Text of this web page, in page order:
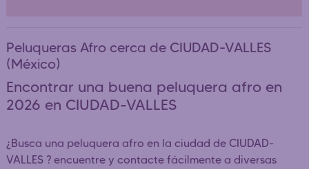
Peluqueras Afro cerca de CIUDAD-VALLES
(México)
Encontrar una buena peluquera afro en
2026 en CIUDAD-VALLES
¿Busca una peluquera afro en la ciudad de CIUDAD-
VALLES ? encuentre y contacte fácilmente a diversas